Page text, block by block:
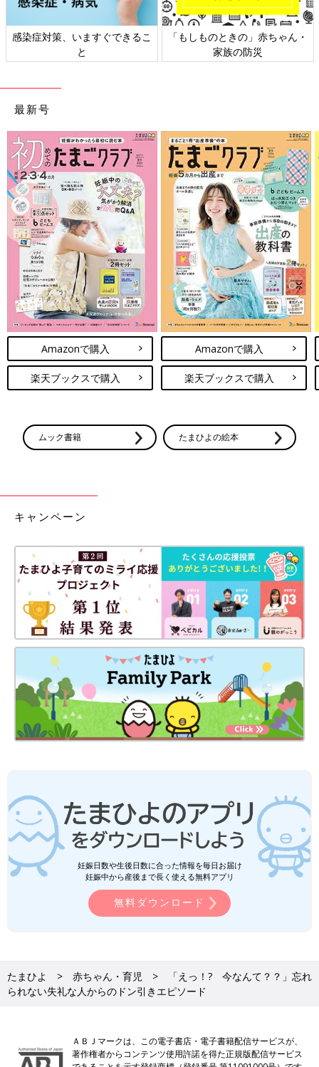
感染症対策、いますぐできるこ
と
「もしものときの」赤ちゃん・
家族の防災
最新号
Amazonで購入
楽天ブックスで購入
Amazonで購入
楽天ブックスで購入
ムック書籍 たまひよの絵本
キャンペーン
妊娠日数や生後日数に合った情報を毎日お届け
妊娠中から産後まで長く使える無料アプリ
無料ダウンロード
たまひよ 赤ちゃん・育児
「えっ！? 今なんて？？」忘れ
られない失礼な人からのドン引きエピソード
ＡＢＪマークは、この電子書店・電子書籍配信サービスが、
著作権者からコンテンツ使用許諾を得た正規版配信サービス